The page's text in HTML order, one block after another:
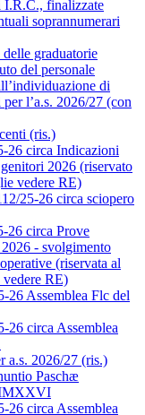
I.R.C., finalizzate
soprannumerari
graduatorie
del personale
di
l’a.s. 2026/27 (con
(ris.)
26 circa Indicazioni
2026 (riservato
vedere RE)
25-26 circa sciopero
26 circa Prove
- svolgimento
(riservata al
vedere RE)
26 Assemblea Flc del
26 circa Assemblea
a.s. 2026/27 (ris.)
Paschæ
26 circa Assemblea